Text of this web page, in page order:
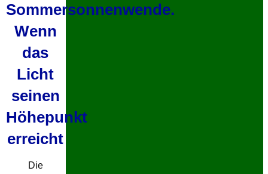
Sommersonnenwende.
Wenn
das
Licht
seinen
Höhepunkt
erreicht
Die